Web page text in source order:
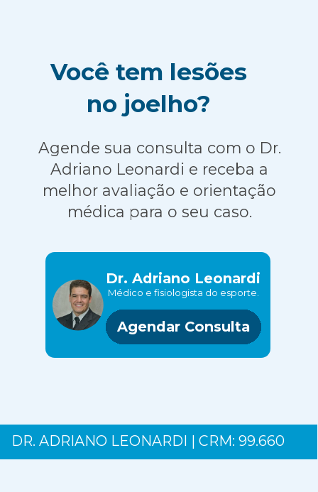
Você tem lesões
no joelho?
DR. ADRIANO LEONARDI | CRM: 99.660
Agende sua consulta com o Dr.
Adriano Leonardi e receba a
melhor avaliação e orientação
médica para o seu caso.
Dr. Adriano Leonardi
Médico e fisiologista do esporte.
Agendar Consulta